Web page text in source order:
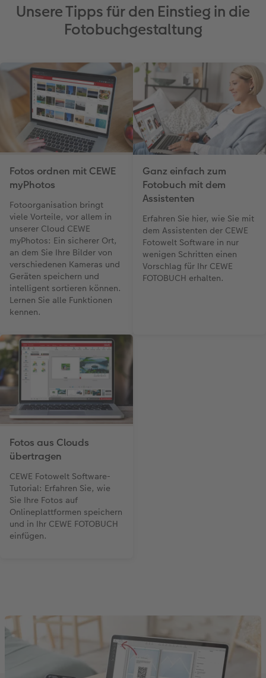
Erste Schritte
Neuheiten
CEWE myPhotos
Extras
Fotos digitalisieren
Extras
Mehrteilige Sofortfotos
CEWE Geschenkgutschein
CEWE myPhotos
CEWE myPhotos
Neuheiten
Extras
Fotowettbewerbe
Neuheiten
Unsere Tipps für den Einstieg in die
Fotobuchgestaltung
Fotos ordnen mit CEWE
myPhotos
Fotoorganisation bringt
viele Vorteile, vor allem in
unserer Cloud CEWE
myPhotos: Ein sicherer Ort,
an dem Sie Ihre Bilder von
verschiedenen Kameras und
Geräten speichern und
intelligent sortieren können.
Lernen Sie alle Funktionen
kennen.
Ganz einfach zum
Fotobuch mit dem
Assistenten
Erfahren Sie hier, wie Sie mit
dem Assistenten der CEWE
Fotowelt Software in nur
wenigen Schritten einen
Vorschlag für Ihr CEWE
FOTOBUCH erhalten.
Fotos aus Clouds
übertragen
CEWE Fotowelt Software-
Tutorial: Erfahren Sie, wie
Sie Ihre Fotos auf
Onlineplattformen speichern
und in Ihr CEWE FOTOBUCH
einfügen.